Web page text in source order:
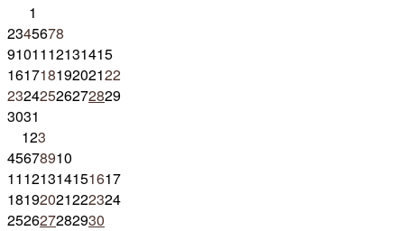
1
2345678
9101112131415
16171819202122
23242526272829
3031
123
45678910
11121314151617
18192021222324
252627282930